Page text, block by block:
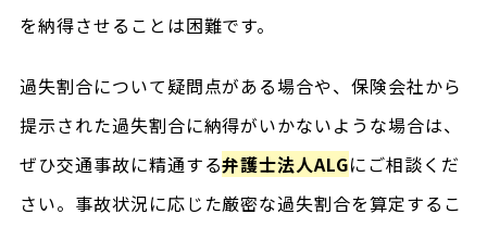
を納得させることは困難です。
過失割合について疑問点がある場合や、保険会社から
提示された過失割合に納得がいかないような場合は、
ぜひ交通事故に精通する弁護士法人ALGにご相談くだ
さい。事故状況に応じた厳密な過失割合を算定するこ